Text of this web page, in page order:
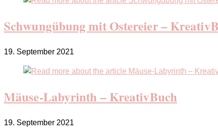
Schwungübung mit Ostereier –
19. September 2021
Mäuse-Labyrinth – KreativBuch
19. September 2021